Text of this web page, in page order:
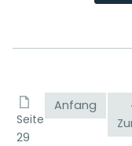
Seite
29
Anfang